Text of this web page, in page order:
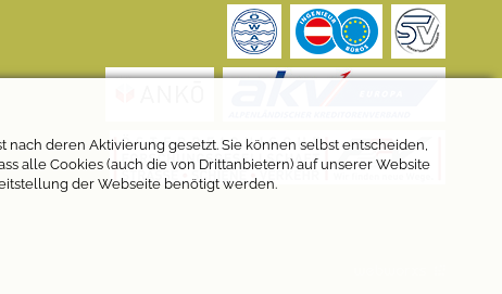
deren Aktivierung gesetzt. Sie können selbst entscheiden,
alle Cookies (auch die von Drittanbietern) auf unserer Website
der Webseite benötigt werden.